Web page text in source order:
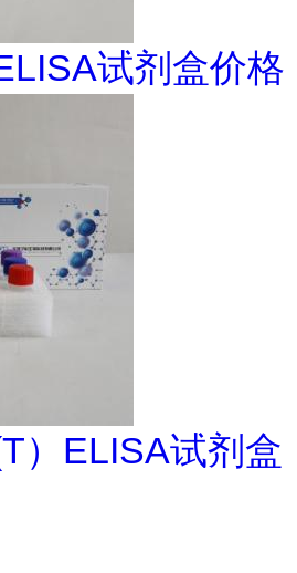
试剂盒价格
）ELISA试剂盒